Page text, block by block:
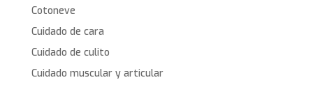
Cotoneve
Cuidado de cara
Cuidado de culito
Cuidado muscular y articular